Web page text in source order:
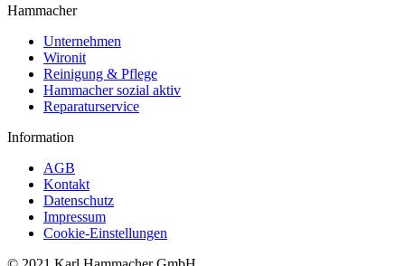
Hammacher
Unternehmen
Wironit
Reinigung & Pflege
Hammacher sozial aktiv
Reparaturservice
Information
AGB
Kontakt
Datenschutz
Impressum
Cookie-Einstellungen